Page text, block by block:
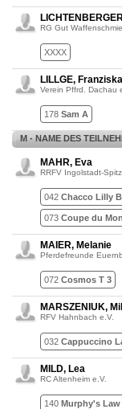
RG Gut
XXXX
LILLGE, Franziska
Verein Pffrd. Dachau
178 Sam A
M - NAME DES
MAHR, Eva
RRFV Ingolstadt-
042 Chacco Lilly
073 Coupe du
MAIER, Melanie
Pferdefreunde
072 Cosmos T 3
MARSZENIUK,
RFV Hahnbach e.V.
032 Cappuccino
MILD, Lea
RC Altenheim e.V.
140 Murphy's Law